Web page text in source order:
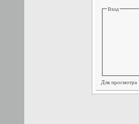
Вход
Для просмотра